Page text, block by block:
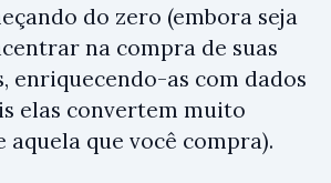
do zero (embora seja
na compra de suas
enriquecendo-as com dados
elas convertem muito
aquela que você compra).